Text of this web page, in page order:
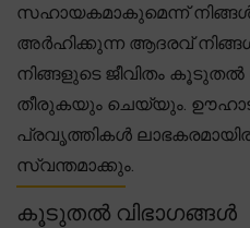
സഹായകമാകുമെന്ന്
അർഹിക്കുന്ന ആദരവ്
നിങ്ങളുടെ ജീവിതം
തീരുകയും ചെയ്യും.
പ്രവൃത്തികൾ
സ്വന്തമാക്കും.
കൂടുതൽ വിഭാഗങ്ങൾ